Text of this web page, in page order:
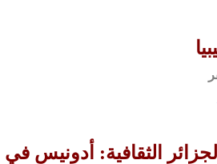
الثقافية: أدونيس في